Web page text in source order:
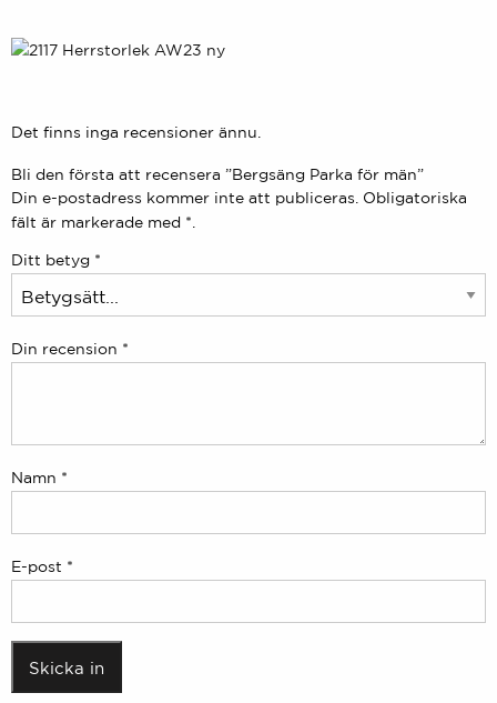
Det finns inga recensioner ännu.
Bli den första att recensera ”Bergsäng Parka för män”
Din e-postadress kommer inte att publiceras. Obligatoriska
fält är markerade med *.
Ditt betyg *
Din recension *
Namn *
E-post *